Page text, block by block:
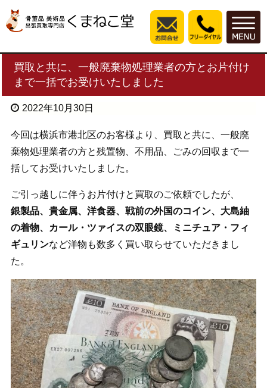
買取と共に、一般廃棄物処理業者の方とお片付け
まで一括でお受けいたしました
2022年10月30日
今回は横浜市港北区のお客様より、買取と共に、一般廃
棄物処理業者の方と残置物、不用品、ごみの回収まで一
括してお受けいたしました。
ご引っ越しに伴うお片付けと買取のご依頼でしたが、
銀製品、貴金属、洋食器、戦前の外国のコイン、大島紬
の着物、カール・ツァイスの双眼鏡、ミニチュア・フィ
ギュリンなど洋物も数多く買い取らせていただきまし
た。